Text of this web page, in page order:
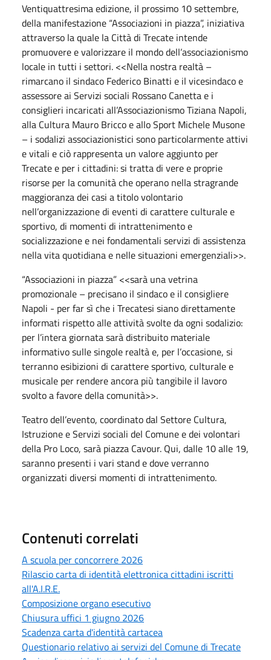
Ventiquattresima edizione, il prossimo 10 settembre,
della manifestazione “Associazioni in piazza”, iniziativa
attraverso la quale la Città di Trecate intende
promuovere e valorizzare il mondo dell’associazionismo
locale in tutti i settori. <<Nella nostra realtà –
rimarcano il sindaco Federico Binatti e il vicesindaco e
assessore ai Servizi sociali Rossano Canetta e i
consiglieri incaricati all’Associazionismo Tiziana Napoli,
alla Cultura Mauro Bricco e allo Sport Michele Musone
– i sodalizi associazionistici sono particolarmente attivi
e vitali e ciò rappresenta un valore aggiunto per
Trecate e per i cittadini: si tratta di vere e proprie
risorse per la comunità che operano nella stragrande
maggioranza dei casi a titolo volontario
nell’organizzazione di eventi di carattere culturale e
sportivo, di momenti di intrattenimento e
socializzazione e nei fondamentali servizi di assistenza
nella vita quotidiana e nelle situazioni emergenziali>>.
“Associazioni in piazza” <<sarà una vetrina
promozionale – precisano il sindaco e il consigliere
Napoli - per far sì che i Trecatesi siano direttamente
informati rispetto alle attività svolte da ogni sodalizio:
per l’intera giornata sarà distribuito materiale
informativo sulle singole realtà e, per l’occasione, si
terranno esibizioni di carattere sportivo, culturale e
musicale per rendere ancora più tangibile il lavoro
svolto a favore della comunità>>.
Teatro dell’evento, coordinato dal Settore Cultura,
Istruzione e Servizi sociali del Comune e dei volontari
della Pro Loco, sarà piazza Cavour. Qui, dalle 10 alle 19,
saranno presenti i vari stand e dove verranno
organizzati diversi momenti di intrattenimento.
Contenuti correlati
A scuola per concorrere 2026
Rilascio carta di identità elettronica cittadini iscritti
all'A.I.R.E.
Composizione organo esecutivo
Chiusura uffici 1 giugno 2026
Scadenza carta d'identità cartacea
Questionario relativo ai servizi del Comune di Trecate